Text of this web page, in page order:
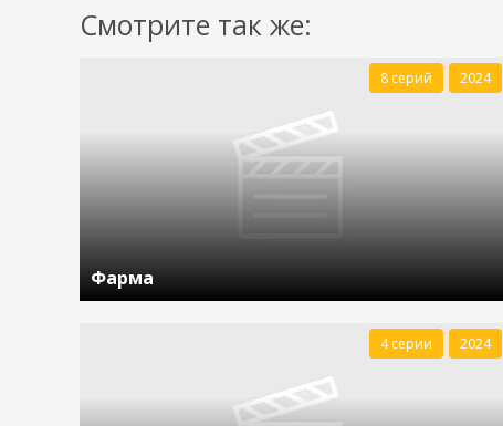
Смотрите так же:
Фарма
8 серий 2024
4 серии 2024